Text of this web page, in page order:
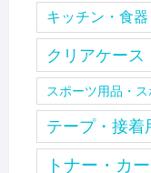
キッチン・食器
クリアケー
スポーツ用品・
テープ・接着
トナー・カ